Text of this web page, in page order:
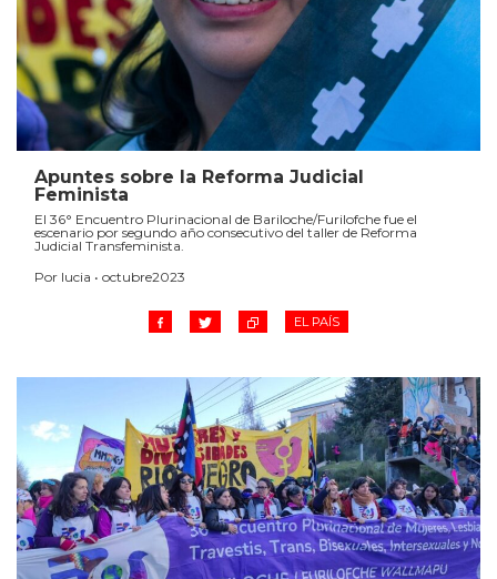
Apuntes sobre la Reforma Judicial
Feminista
El 36° Encuentro Plurinacional de Bariloche/Furilofche fue el
escenario por segundo año consecutivo del taller de Reforma
Judicial Transfeminista.
Por lucia • octubre2023
EL PAÍS